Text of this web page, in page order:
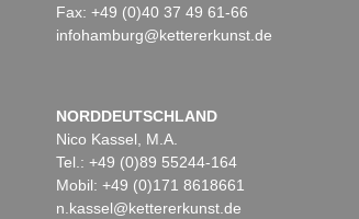
Fax: +49 (0)40 37 49 61-66
infohamburg@kettererkunst.de
NORDDEUTSCHLAND
Nico Kassel, M.A.
Tel.: +49 (0)89 55244-164
Mobil: +49 (0)171 8618661
n.kassel@kettererkunst.de